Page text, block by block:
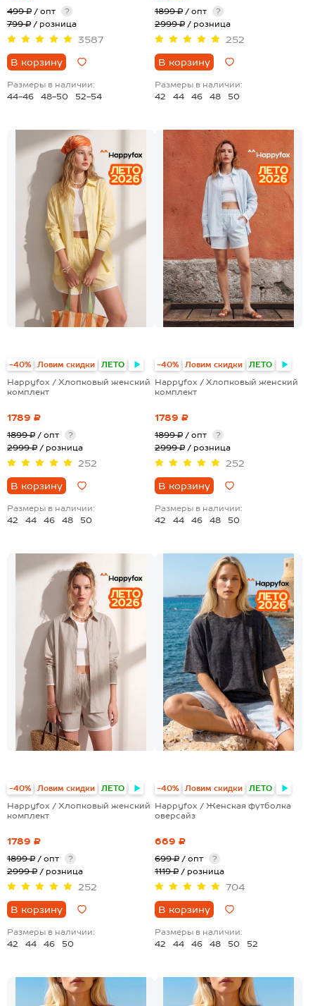
499 ₽ / опт
?
799 ₽ / розница
3587
В корзину
Размеры в наличии:
44-46
48-50 52-54
1899 ₽ / опт
?
2999 ₽ / розница
252
В корзину
Размеры в наличии:
42
44 46 48 50
-40% Ловим скидки ЛЕТО
Happyfox / Хлопковый женский
комплект
1789 ₽
1899 ₽ / опт
?
2999 ₽ / розница
252
В корзину
Размеры в наличии:
42
44 46 48 50
-40% Ловим скидки ЛЕТО
Happyfox / Хлопковый женский
комплект
1789 ₽
1899 ₽ / опт
?
2999 ₽ / розница
252
В корзину
Размеры в наличии:
42
44 46 48 50
-40% Ловим скидки ЛЕТО
Happyfox / Хлопковый женский
комплект
1789 ₽
1899 ₽ / опт
?
2999 ₽ / розница
252
В корзину
Размеры в наличии:
42
44 46 50
-40% Ловим скидки ЛЕТО
Happyfox / Женская футболка
оверсайз
669 ₽
699 ₽ / опт
?
1119 ₽ / розница
704
В корзину
Размеры в наличии:
42
44 46 48 50 52